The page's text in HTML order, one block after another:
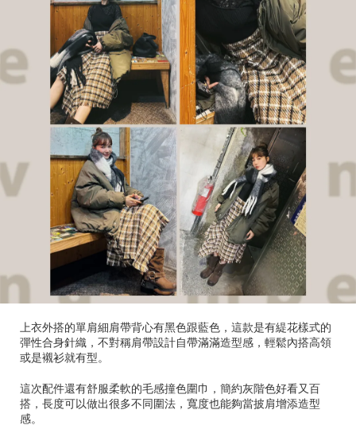
上衣外搭的單肩細肩帶背心有黑色跟藍色，這款是有緹花樣式的
彈性合身針織，不對稱肩帶設計自帶滿滿造型感，輕鬆內搭高領
或是襯衫就有型。
這次配件還有舒服柔軟的毛感撞色圍巾，簡約灰階色好看又百
搭，長度可以做出很多不同圍法，寬度也能夠當披肩增添造型
感。